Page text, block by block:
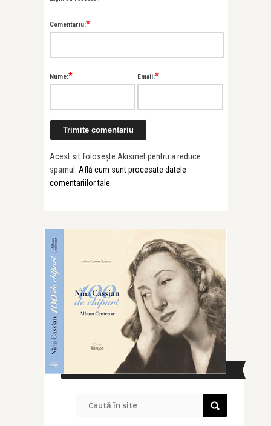
Comentariu:*
Nume:* Email:*
Acest sit folosește Akismet pentru a reduce
spamul. Află cum sunt procesate datele
comentariilor tale.
CAUTĂ ÎN SITE